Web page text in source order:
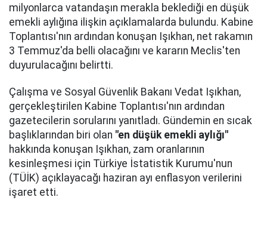
milyonlarca vatandaşın merakla beklediği en düşük
emekli aylığına ilişkin açıklamalarda bulundu. Kabine
Toplantısı'nın ardından konuşan Işıkhan, net rakamın
3 Temmuz'da belli olacağını ve kararın Meclis'ten
duyurulacağını belirtti.
Çalışma ve Sosyal Güvenlik Bakanı Vedat Işıkhan,
gerçekleştirilen Kabine Toplantısı'nın ardından
gazetecilerin sorularını yanıtladı. Gündemin en sıcak
başlıklarından biri olan "en düşük emekli aylığı"
hakkında konuşan Işıkhan, zam oranlarının
kesinleşmesi için Türkiye İstatistik Kurumu'nun
(TÜİK) açıklayacağı haziran ayı enflasyon verilerini
işaret etti.